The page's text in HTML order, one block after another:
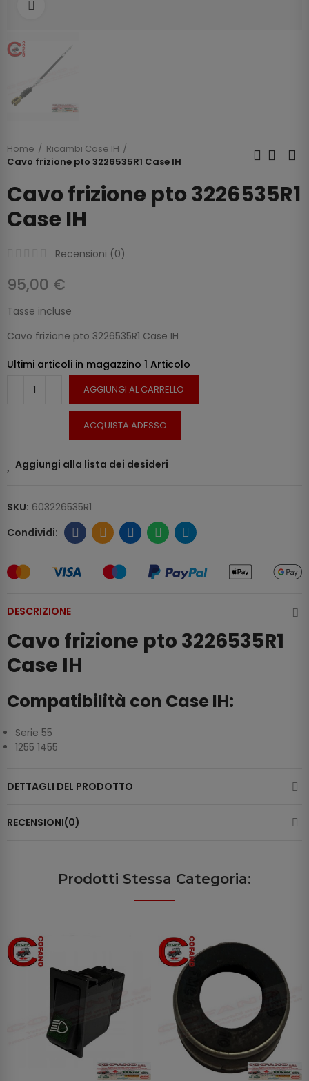
Home
Ricambi Case IH
Cavo frizione pto 3226535R1 Case IH
Cavo frizione pto 3226535R1
Case IH
Recensioni (0)
95,00 €
Tasse incluse
Cavo frizione pto 3226535R1 Case IH
Ultimi articoli in magazzino 1 Articolo
AGGIUNGI AL CARRELLO
ACQUISTA ADESSO
Aggiungi alla lista dei desideri
SKU: 603226535R1
DESCRIZIONE
Cavo frizione pto 3226535R1
Case IH
Compatibilità con Case IH:
Serie 55
1255 1455
DETTAGLI DEL PRODOTTO
RECENSIONI(0)
Prodotti Stessa Categoria: